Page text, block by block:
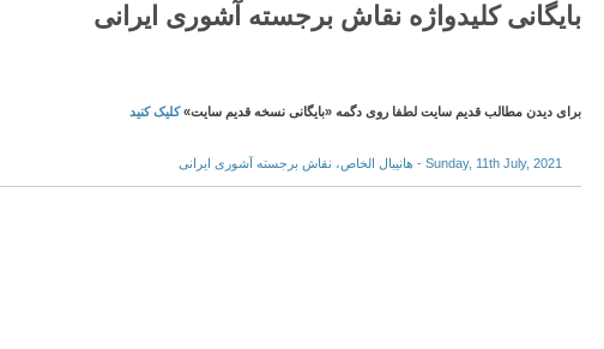
بایگانی کلیدواژه نقاش برجسته آشوری ایرانی
برای دیدن مطالب قدیم سایت لطفا روی دگمه «بایگانی نسخه قدیم سایت»کلیک کنید
Sunday, 11th July, 2021 - هانیبال الخاص، نقاش برجسته آشوری ایرانی